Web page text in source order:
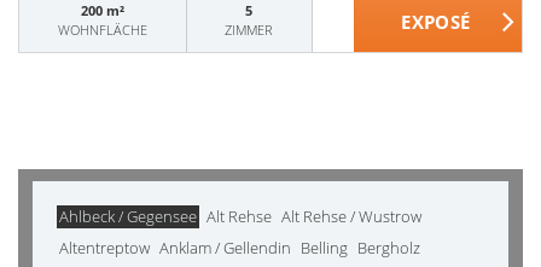
200 m²
WOHNFLÄCHE
5
ZIMMER
Ahlbeck / Gegensee Alt Rehse Alt Rehse / Wustrow
Altentreptow Anklam / Gellendin Belling Bergholz